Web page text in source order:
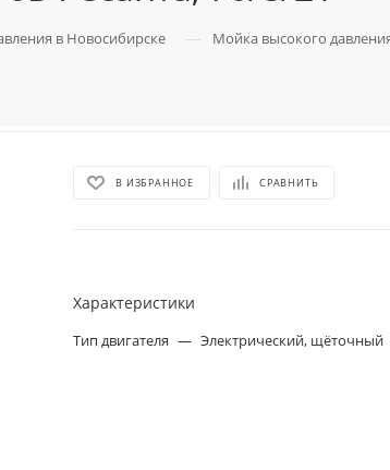
в Новосибирске — Мойка высокого
В ИЗБРАННОЕ СРАВНИТЬ
Характеристики
Тип двигателя — Электрический, щёточный